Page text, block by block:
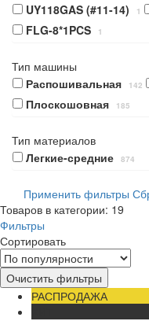
UY118GAS (#11-14) 1
FLG-8*1PCS 1
Тип машины
Распошивальная
142
Плоскошовная 185
Тип материалов
Легкие-средние
874
Применить фильтры
Товаров в категории: 19
Фильтры
Сортировать
Очистить фильтры
РАСПРОДАЖА